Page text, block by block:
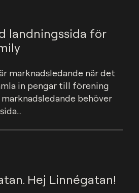
landningssida för
marknadsledande när det
in pengar till förening
marknadsledande behöver
Hej Linnégatan!